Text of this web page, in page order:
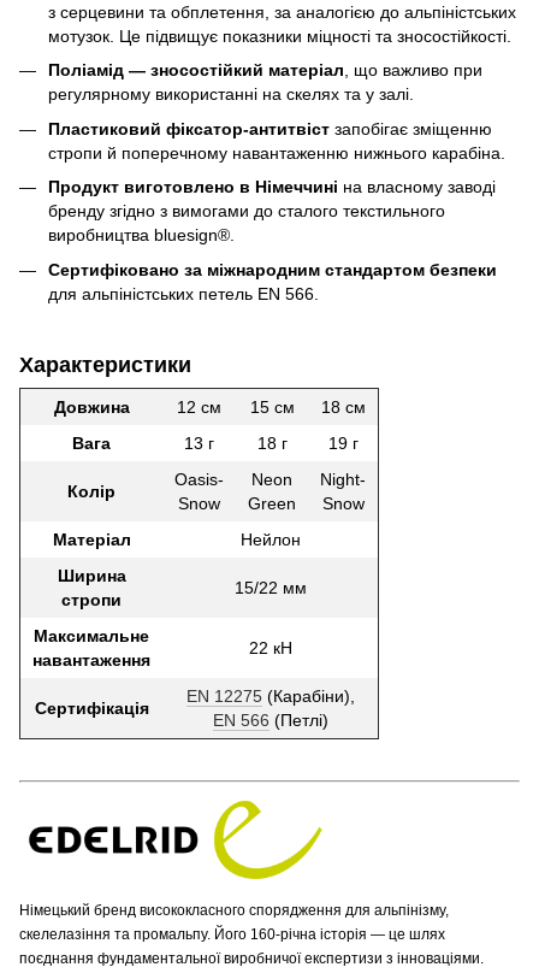
з серцевини та обплетення, за аналогією до альпіністських
мотузок. Це підвищує показники міцності та зносостійкості.
Поліамід — зносостійкий матеріал, що важливо при
регулярному використанні на скелях та у залі.
Пластиковий фіксатор-антитвіст запобігає зміщенню
стропи й поперечному навантаженню нижнього карабіна.
Продукт виготовлено в Німеччині на власному заводі
бренду згідно з вимогами до сталого текстильного
виробництва bluesign®.
Сертифіковано за міжнародним стандартом безпеки
для альпіністських петель EN 566.
Характеристики
Довжина 12 см 15 см
18 см
Вага
13 г 18 г 19 г
Колір
Oasis-
Snow
Neon
Green
Night-
Snow
Матеріал
Нейлон
Ширина
стропи
15/22 мм
Максимальне
навантаження
22 кН
Сертифікація
EN 12275(Карабіни),
EN 566 (Петлі)
Німецький бренд висококласного спорядження для альпінізму,
скелелазіння та промальпу. Його 160-річна історія — це шлях
поєднання фундаментальної виробничої експертизи з інноваціями.